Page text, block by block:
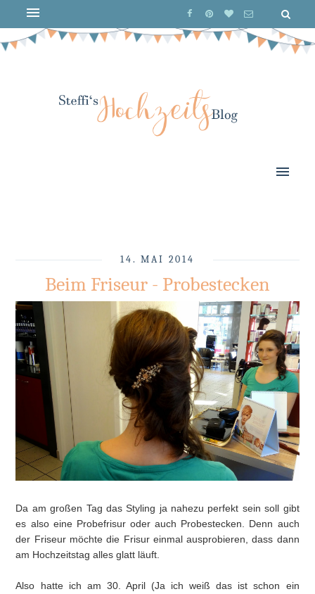
14. MAI 2014
Beim Friseur - Probestecken
Da am großen Tag das Styling ja nahezu perfekt sein soll gibt
es also eine Probefrisur oder auch Probestecken. Denn auch
der Friseur möchte die Frisur einmal ausprobieren, dass dann
am Hochzeitstag alles glatt läuft.
Also hatte ich am 30. April (Ja ich weiß das ist schon ein